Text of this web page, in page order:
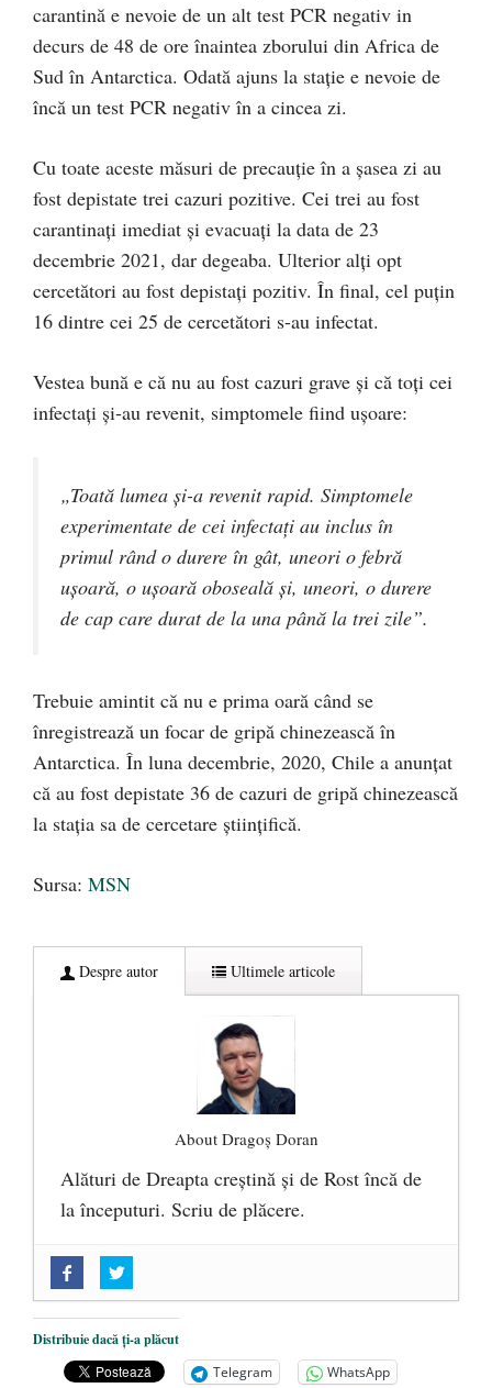
carantină e nevoie de un alt test PCR negativ in
decurs de 48 de ore înaintea zborului din Africa de
Sud în Antarctica. Odată ajuns la stație e nevoie de
încă un test PCR negativ în a cincea zi.
Cu toate aceste măsuri de precauție în a șasea zi au
fost depistate trei cazuri pozitive. Cei trei au fost
carantinați imediat și evacuați la data de 23
decembrie 2021, dar degeaba. Ulterior alți opt
cercetători au fost depistați pozitiv. În final, cel puțin
16 dintre cei 25 de cercetători s-au infectat.
Vestea bună e că nu au fost cazuri grave și că toți cei
infectați și-au revenit, simptomele fiind ușoare:
„Toată lumea și-a revenit rapid. Simptomele
experimentate de cei infectați au inclus în
primul rând o durere în gât, uneori o febră
ușoară, o ușoară oboseală și, uneori, o durere
de cap care durat de la una până la trei zile”.
Trebuie amintit că nu e prima oară când se
înregistrează un focar de gripă chinezească în
Antarctica. În luna decembrie, 2020, Chile a anunțat
că au fost depistate 36 de cazuri de gripă chinezească
la stația sa de cercetare științifică.
Sursa: MSN
Despre autor Ultimele articole
About Dragoș Doran
Alături de Dreapta creștină și de Rost încă de
la începuturi. Scriu de plăcere.
„Acum nu e momentul”
O nouă autostradă distruge pădurea
amazoniană, pentru summitul climatic
COP30 - 14 martie 2025
Distribuie dacă ți-a plăcut
Telegram
WhatsApp